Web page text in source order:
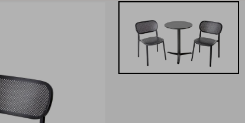
Global| Global
Tyskland|Germany
Frankrig France